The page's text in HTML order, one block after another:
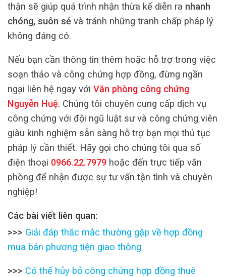
thận sẽ giúp quá trình nhận thừa kế diễn ra nhanh
chóng, suôn sẻ và tránh những tranh chấp pháp lý
không đáng có.
Nếu bạn cần thông tin thêm hoặc hỗ trợ trong việc
soạn thảo và công chứng hợp đồng, đừng ngần
ngại liên hệ ngay với Văn phòng công chứng
Nguyễn Huệ. Chúng tôi chuyên cung cấp dịch vụ
công chứng với đội ngũ luật sư và công chứng viên
giàu kinh nghiệm sẵn sàng hỗ trợ bạn mọi thủ tục
pháp lý cần thiết. Hãy gọi cho chúng tôi qua số
điện thoại 0966.22.7979 hoặc đến trực tiếp văn
phòng để nhận được sự tư vấn tận tình và chuyên
nghiệp!
Các bài viết liên quan:
>>> Giải đáp thắc mắc thường gặp về hợp đồng
mua bán phương tiện giao thông
>>> Có thể hủy bỏ công chứng hợp đồng thuê